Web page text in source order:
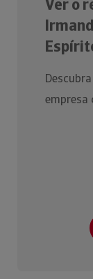
Ver o
empresa